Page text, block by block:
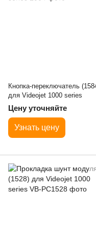
Кнопка-переключатель
для Videojet 1000 series
Цену уточняйте
Узнать цену